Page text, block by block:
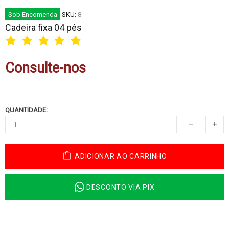
Sob Encomenda SKU: 8
Cadeira fixa 04 pés
Consulte-nos
QUANTIDADE:
ADICIONAR AO CARRINHO
DESCONTO VIA PIX